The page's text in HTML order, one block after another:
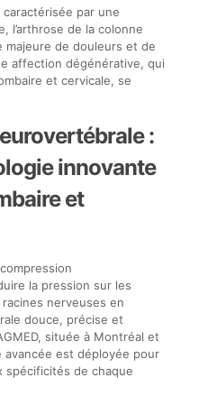
par une
l’arthrose de la colonne
majeure de douleurs et de
affection dégénérative, qui
et cervicale, se
:
innovante
et
la pression sur les
nerveuses en
douce, précise et
située à Montréal et
est déployée pour
de chaque